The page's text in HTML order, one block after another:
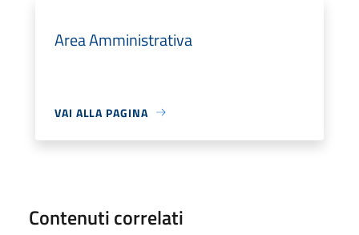
Area Amministrativa
VAI ALLA PAGINA
Contenuti correlati